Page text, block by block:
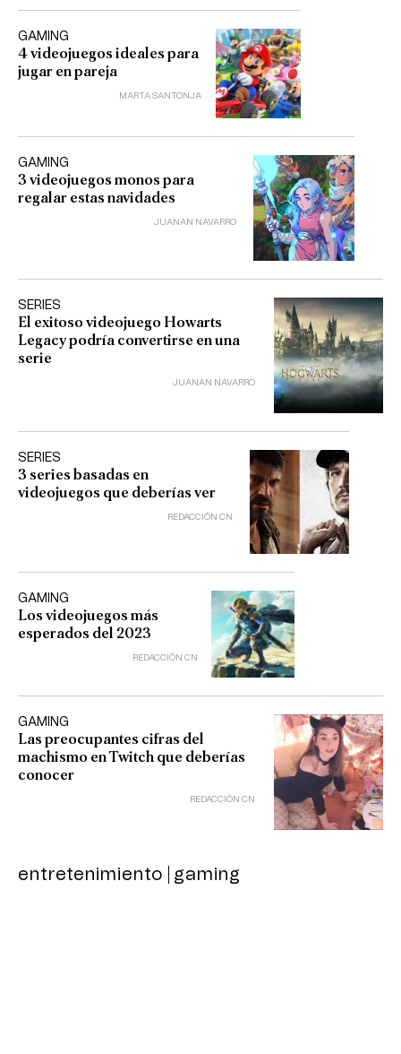
GAMING
4 videojuegos ideales para
jugar en pareja
MARTA SANTONJA
GAMING
3 videojuegos monos para
regalar estas navidades
JUANAN NAVARRO
SERIES
El exitoso videojuego Howarts
Legacy podría convertirse en una
serie
JUANAN NAVARRO
SERIES
3 series basadas en
videojuegos que deberías ver
REDACCIÓN CN
GAMING
Los videojuegos más
esperados del 2023
REDACCIÓN CN
GAMING
Las preocupantes cifras del
machismo en Twitch que deberías
conocer
REDACCIÓN CN
entretenimiento gaming